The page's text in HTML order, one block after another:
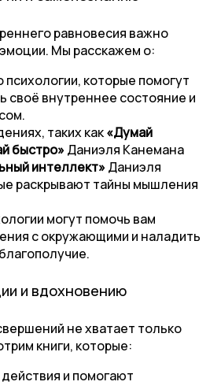
равновесия важно
Мы расскажем о:
психологии, которые помогут
своё внутреннее состояние и
таких как«Думай
быстро»Даниэля Канемана
интеллект»Даниэля
раскрывают тайны мышления
могут помочь вам
с окружающими и наладить
и вдохновению
не хватает только
книги, которые:
и помогают